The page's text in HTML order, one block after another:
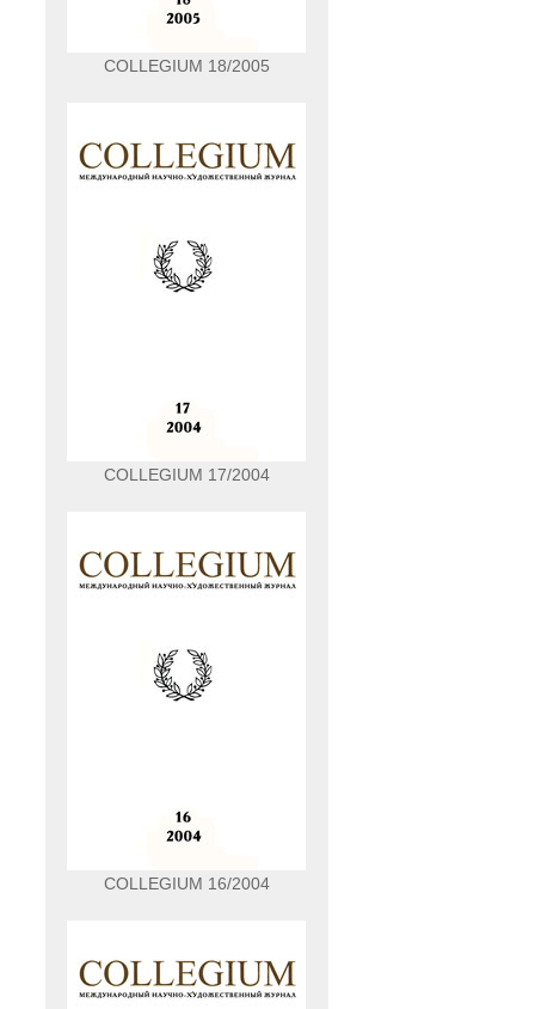
COLLEGIUM 18/2005
COLLEGIUM 17/2004
COLLEGIUM 16/2004